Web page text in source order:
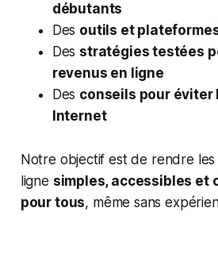
débutants
Des outils et
Des stratégies testées
revenus en ligne
Des conseils pour éviter
Internet
Notre objectif est de rendre
ligne simples, accessibles et
pour tous, même sans